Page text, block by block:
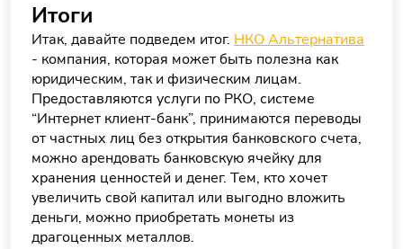
Итоги
Итак, давайте подведем итог. НКО Альтернатива
- компания, которая может быть полезна как
юридическим, так и физическим лицам.
Предоставляются услуги по РКО, системе
“Интернет клиент-банк”, принимаются переводы
от частных лиц без открытия банковского счета,
можно арендовать банковскую ячейку для
хранения ценностей и денег. Тем, кто хочет
увеличить свой капитал или выгодно вложить
деньги, можно приобретать монеты из
драгоценных металлов.